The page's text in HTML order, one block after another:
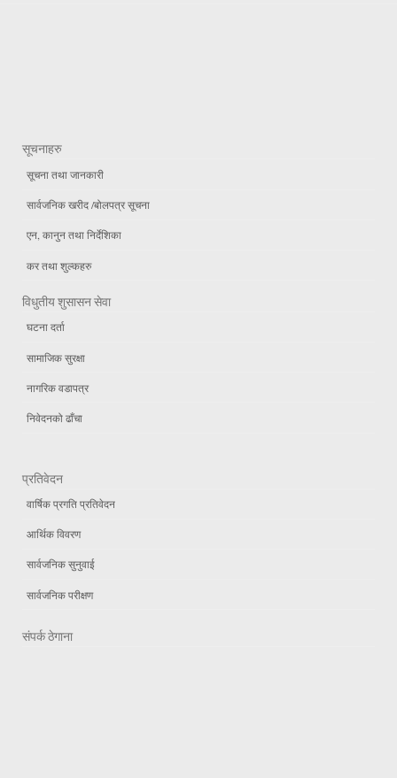
सूचनाहरु
सूचना तथा जानकारी
सार्वजनिक खरीद /बोलपत्र सूचना
एन, कानुन तथा निर्देशिका
कर तथा शुल्कहरु
विधुतीय शुसासन सेवा
घटना दर्ता
सामाजिक सुरक्षा
नागरिक वडापत्र
निवेदनको ढाँचा
प्रतिवेदन
वार्षिक प्रगति प्रतिवेदन
आर्थिक विवरण
सार्वजनिक सुनुवाई
सार्वजनिक परीक्षण
संपर्क ठेगाना